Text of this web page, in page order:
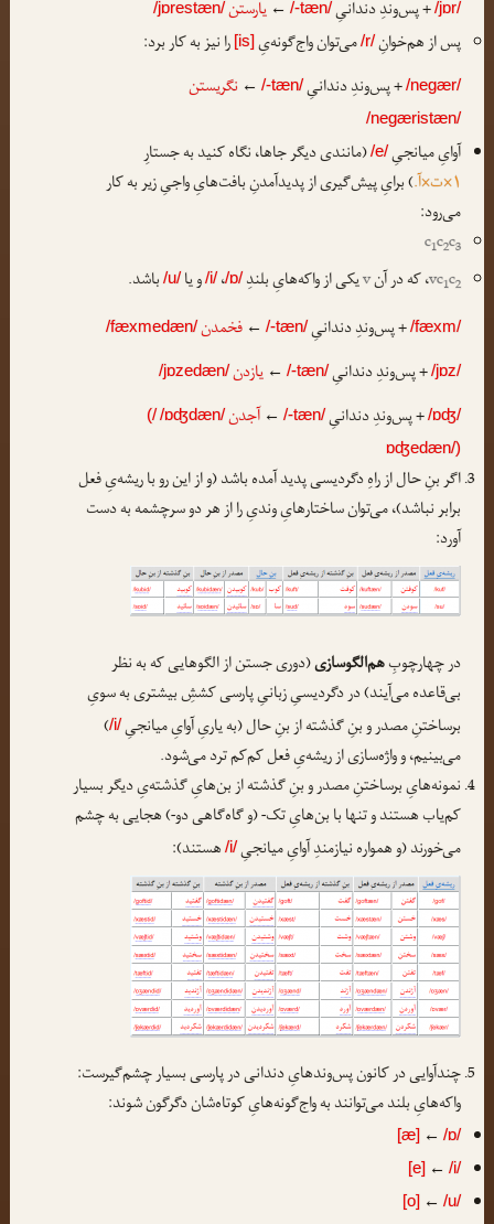
/jɒr/+ پس‌وندِ دندانیِ/-tæn/
←یارستن/jɒrestæn/
پس از هم‌خوانِ/r/می‌توان واج‌گونه‌یِ [is] را نیز به کار برد:
/negær/+ پس‌وندِ دندانیِ/-tæn/
← نگریستن
/negæristæn/
آوایِ میانجیِ/e/(مانندی دیگر جاها، نگاه کنید به جستارِ
۱×ت×آ.
) برایِ پیش‌گیری از پدیدآمدنِ بافت‌هایِ واجیِ زیر به کار
می‌رود:
c1c2c3
vc1c2 ، که در آنvیکی از واکه‌هایِ بلندِ/ɒ/،/i/و یا/u/باشد.
/fæxm/+ پس‌وندِ دندانیِ/-tæn/
←فخمدن/fæxmedæn/
/jɒz/+ پس‌وندِ دندانیِ/-tæn/
←یازدن/jɒzedæn/
/ɒʤ/+ پس‌وندِ دندانیِ/-tæn/
←آجدن/ɒʤdæn/
(/
ɒʤedæn/)
اگر بنِ حال از راهِ دگردیسی پدید آمده باشد (و از این رو با ریشه‌یِ فعل
برابر نباشد)، می‌توان ساختارهایِ وندیِ را از هر دو سرچشمه به دست
آورد:
در چهارچوبِهم‌الگوسازی(دوری جستن از الگوهایی که به نظر
بی‌قاعده می‌آیند) در دگردیسیِ زبانیِ پارسی کششِ بیشتری به سویِ
برساختنِ مصدر و بنِ گذشته از بنِ حال (به یاریِ آوایِ میانجیِ/i/
)
می‌بینیم، و واژه‌سازی از ریشه‌یِ فعل کم‌کم ترد می‌شود.
نمونه‌هایِ برساختنِ مصدر و بنِ گذشته از بن‌هایِ گذشته‌یِ دیگر بسیار
کم‌یاب هستند و تنها با بن‌هایِ تک- (و گاه‌گاهی دو-) هجایی به چشم
می‌خورند (و همواره نیازمندِ آوایِ میانجیِ/i/هستند):
چندآوایی در کانون پس‌وندهایِ دندانی در پارسی بسیار چشم‌گیرست:
واکه‌هایِ بلند می‌توانند به واج‌گونه‌هایِ کوتاه‌شان دگرگون شوند:
/ɒ/
←
[æ]
/i/
←
[e]
/u/
←
[o]